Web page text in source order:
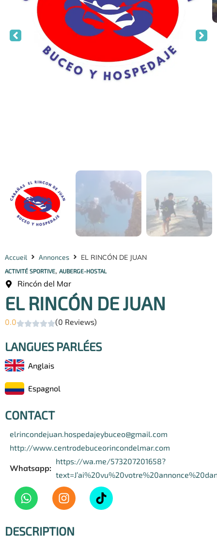
Accueil Annonces EL RINCÓN DE JUAN
ACTIVITÉ SPORTIVE, AUBERGE-HOSTAL
Rincón del Mar
EL RINCÓN DE JUAN
0.0 (0 Reviews)
LANGUES PARLÉES
Anglais
Espagnol
CONTACT
elrincondejuan.hospedajeybuceo@gmail.com
http://www.centrodebuceorincondelmar.com
Whatsapp:
https://wa.me/573207201658?
DESCRIPTION